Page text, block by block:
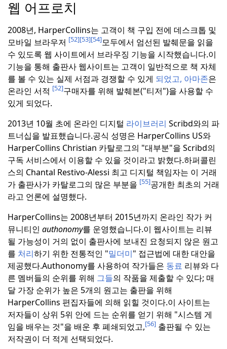
웹 어프로치
2008년, HarperCollins는 고객이 책 구입 전에 데스크톱 및
모바일 브라우저 [52][53][54]모두에서 엄선된 발췌문을 읽을
수 있도록 웹 사이트에서 브라우징 기능을 시작했습니다.이
기능을 통해 출판사 웹사이트는 고객이 일반적으로 책 자체
를 볼 수 있는 실제 서점과 경쟁할 수 있게 되었고, 아마존은
온라인 서적 [52]구매자를 위해 발췌본("티저")을 사용할 수
있게 되었다.
2013년 10월 초에 온라인 디지털 라이브러리 Scribd와의 파
트너십을 발표했습니다.공식 성명은 HarperCollins US와
HarperCollins Christian 카탈로그의 "대부분"을 Scribd의
구독 서비스에서 이용할 수 있을 것이라고 밝혔다.하퍼콜린
스의 Chantal Restivo-Alessi 최고 디지털 책임자는 이 거래
가 출판사가 카탈로그의 많은 부분을 [55]공개한 최초의 거래
라고 언론에 설명했다.
HarperCollins는 2008년부터 2015년까지 온라인 작가 커
뮤니티인 authonomy를 운영했습니다.이 웹사이트는 리뷰
될 가능성이 거의 없이 출판사에 보내진 요청되지 않은 원고
를 처리하기 위한 전통적인 "밀더미" 접근법에 대한 대안을
제공했다.Authonomy를 사용하여 작가들은 동료 리뷰와 다
른 멤버들의 순위를 위해 그들의 작품을 제출할 수 있다; 매
달 가장 순위가 높은 5개의 원고는 출판을 위해
HarperCollins 편집자들에 의해 읽힐 것이다.이 사이트는
저자들이 상위 5위 안에 드는 순위를 얻기 위해 "시스템 게
임을 배우는 것"을 배운 후 폐쇄되었고,[56] 출판될 수 있는
저작권이 더 적게 선택되었다.